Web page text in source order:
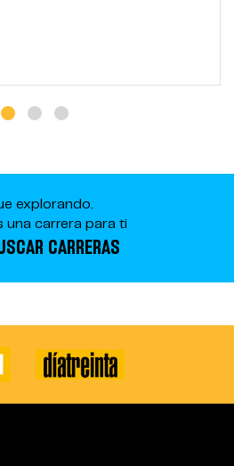
explorando.
una carrera para ti
CARRERAS